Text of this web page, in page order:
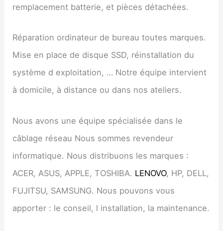
remplacement batterie, et pièces détachées.
Réparation ordinateur de bureau toutes marques.
Mise en place de disque SSD, réinstallation du
système d exploitation, … Notre équipe intervient
à domicile, à distance ou dans nos ateliers.
Nous avons une équipe spécialisée dans le
câblage réseau Nous sommes revendeur
informatique. Nous distribuons les marques :
ACER, ASUS, APPLE, TOSHIBA. LENOVO, HP, DELL,
FUJITSU, SAMSUNG. Nous pouvons vous
apporter : le conseil, l installation, la maintenance.